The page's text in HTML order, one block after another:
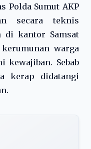
Polda Sumut AKP
secara teknis
di kantor Samsat
warga
kewajiban. Sebab
kerap didatangi